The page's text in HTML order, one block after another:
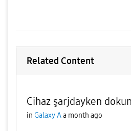
Related Content
Cihaz şarjdayken
in Galaxy Aa month ago